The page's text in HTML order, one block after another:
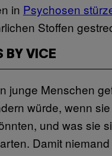
in Psychosen
Stoffen
BY VICE
junge Menschen
würde, wenn
und was sie
Damit